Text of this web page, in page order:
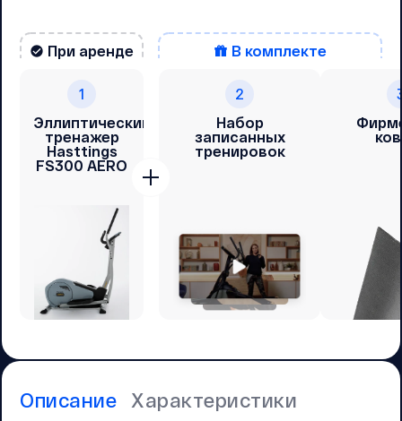
При аренде
1
Эллиптический
тренажер
Hasttings
FS300 AERO
В комплекте
2
Набор
записанных
тренировок
Описание Характеристики